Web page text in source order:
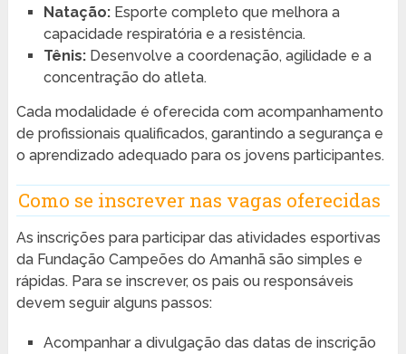
Natação:Esporte completo que melhora a
capacidade respiratória e a resistência.
Tênis:Desenvolve a coordenação, agilidade e a
concentração do atleta.
Cada modalidade é oferecida com acompanhamento
de profissionais qualificados, garantindo a segurança e
o aprendizado adequado para os jovens participantes.
Como se inscrever nas vagas oferecidas
As inscrições para participar das atividades esportivas
da Fundação Campeões do Amanhã são simples e
rápidas. Para se inscrever, os pais ou responsáveis
devem seguir alguns passos:
Acompanhar a divulgação das datas de inscrição